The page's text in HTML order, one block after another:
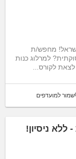
מחפש/ת
למרלוג כנות
לקורס...
שמור למועדפים
ניסיון!